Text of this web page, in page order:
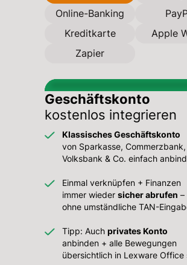
Online-Banking
Kreditkarte
Apple
Zapier
Geschäftskonto
kostenlos integrieren
Klassisches Geschäftskonto
von Sparkasse, Commerzbank,
Volksbank & Co. einfach
Einmal verknüpfen + Finanzen
immer wieder sicher abrufen –
ohne umständliche TAN-
Tipp: Auch privates Konto
anbinden + alle Bewegungen
übersichtlich in Lexware Office